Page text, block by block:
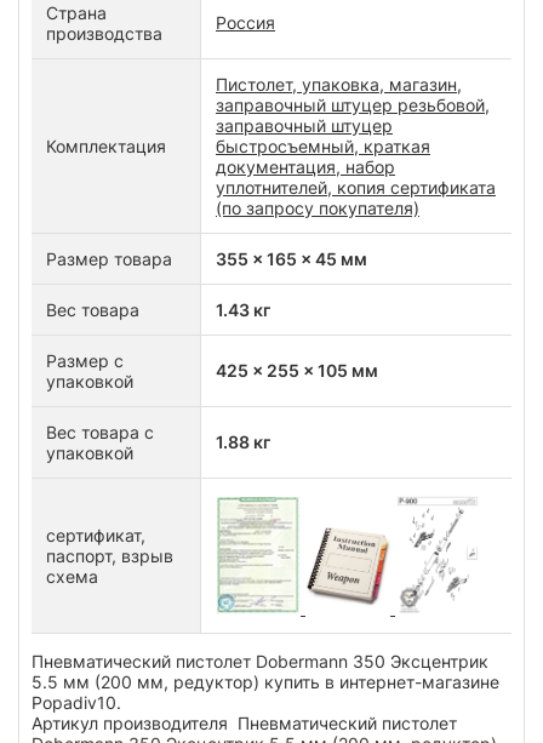
Страна
производства
Россия
Комплектация
Пистолет, упаковка, магазин,
заправочный штуцер резьбовой,
заправочный штуцер
быстросъемный, краткая
документация, набор
уплотнителей, копия сертификата
(по запросу покупателя)
Размер товара 355 x 165 x 45 мм
Вес товара 1.43 кг
Размер с
упаковкой
425 x 255 x 105 мм
Вес товара с
упаковкой
1.88 кг
сертификат,
паспорт, взрыв
схема
Пневматический пистолет Dobermann 350 Эксцентрик
5.5 мм (200 мм, редуктор) купить в интернет-магазине
Popadiv10.
Артикул производителя Пневматический пистолет